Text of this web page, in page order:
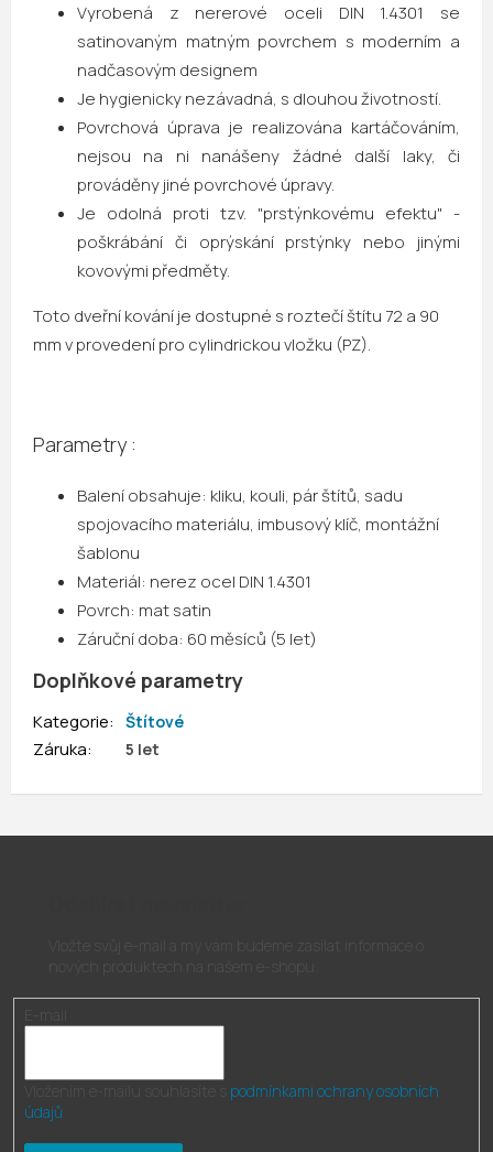
Vyrobená z nererové oceli DIN 1.4301 se
satinovaným matným povrchem s moderním a
nadčasovým designem
Je hygienicky nezávadná, s dlouhou životností.
Povrchová úprava je realizována kartáčováním,
nejsou na ni nanášeny žádné další laky, či
prováděny jiné povrchové úpravy.
Je odolná proti tzv. "prstýnkovému efektu" -
poškrábání či oprýskání prstýnky nebo jinými
kovovými předměty.
Toto dveřní kování je dostupné s roztečí štítu 72 a 90
mm v provedení pro cylindrickou vložku (PZ).
Parametry :
Balení obsahuje: kliku, kouli, pár štítů, sadu
spojovacího materiálu, imbusový klíč, montážní
šablonu
Materiál: nerez ocel DIN 1.4301
Povrch: mat satin
Záruční doba: 60 měsíců (5 let)
Doplňkové parametry
Kategorie: Štítové
Záruka: 5 let
podmínkami ochrany osobních
údajů